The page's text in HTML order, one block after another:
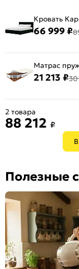
66 999 ₽
21 213 ₽30
2 товара
88 212 ₽
Полезные